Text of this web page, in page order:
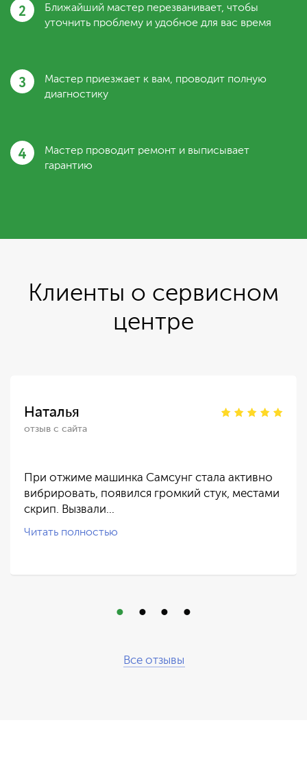
2
Ближайший мастер перезванивает, чтобы
уточнить проблему и удобное для вас время
3
Мастер приезжает к вам, проводит полную
диагностику
4
Мастер проводит ремонт и выписывает
гарантию
Клиенты о сервисном
центре
Наталья
отзыв с сайта
При отжиме машинка Самсунг стала активно
вибрировать, появился громкий стук, местами
скрип. Вызвали…
Читать полностью
Все отзывы